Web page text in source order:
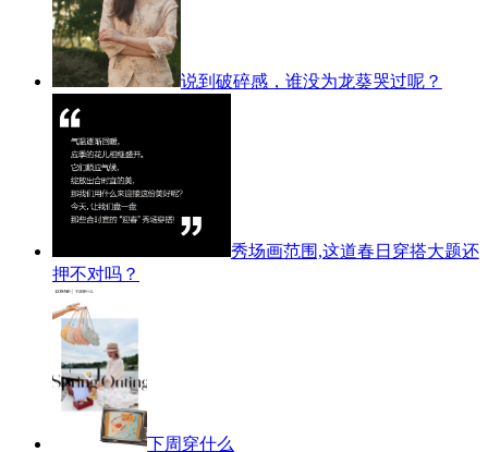
说到破碎感，谁没为龙葵哭过呢？
秀场画范围,这道春日穿搭大题还
押不对吗？
下周穿什么